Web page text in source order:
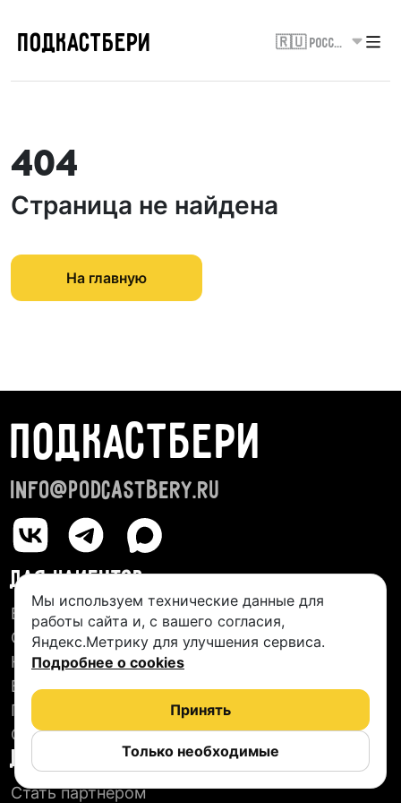
ПОДКАСТБЕРИ 🇷🇺 Россия
404
Страница не найдена
На главную
ПОДКАСТБЕРИ
info@podcastbery.ru
ДЛЯ КЛИЕНТОВ
База студий
О сервисе
Новые подкасты
Блог
Пользовательское соглашение
Отзывы
ДЛЯ СТУДИЙ
Стать партнером
Мы используем технические данные для
работы сайта и, с вашего согласия,
Яндекс.Метрику для улучшения сервиса.
Подробнее о cookies
Только необходимые
Принять